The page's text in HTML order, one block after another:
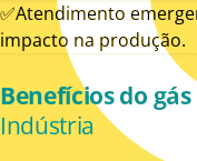
✅Atendimento
impacto na produção.
Benefícios do
Indústria